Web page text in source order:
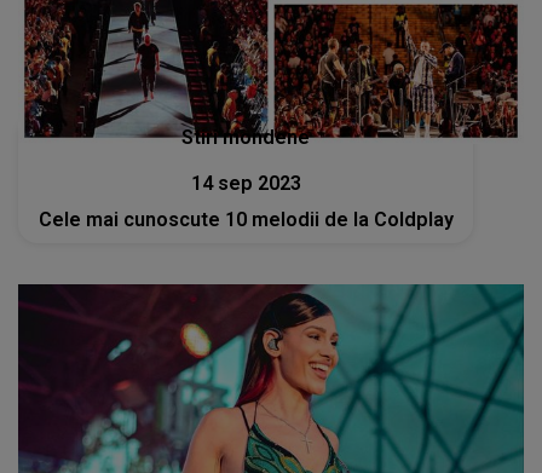
Stiri mondene
14 sep 2023
Cele mai cunoscute 10 melodii de la Coldplay